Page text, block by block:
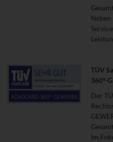
Neben
TÜV
360°-
Der
Im